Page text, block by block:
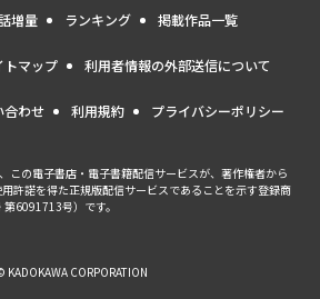
増量 ランキング 掲載作品一覧
トマップ 利用者情報の外部送信について
合わせ 利用規約 プライバシーポリシー
この電子書店・電子書籍配信サービスが、著作権者から
許諾を得た正規版配信サービスであることを示す登録商
6091713号）です。
KADOKAWA CORPORATION